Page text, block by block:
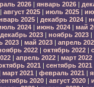
2026| январь 2026|
август 2025| июль 2025|
2025| декабрь 2024|
2024| июнь 2024| май
декабрь 2023| ноябрь 2023|
2023| май 2023| апрель
2022| октябрь 2022|
| апрель 2022| март 2022
2021 | сентябрь 2021
март 2021 | февраль 2021 |
2020| август 2020|